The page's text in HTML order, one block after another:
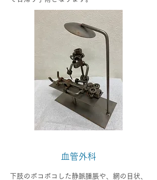
血管外科
下肢のボコボコした静脈腫脹や、網の目状、